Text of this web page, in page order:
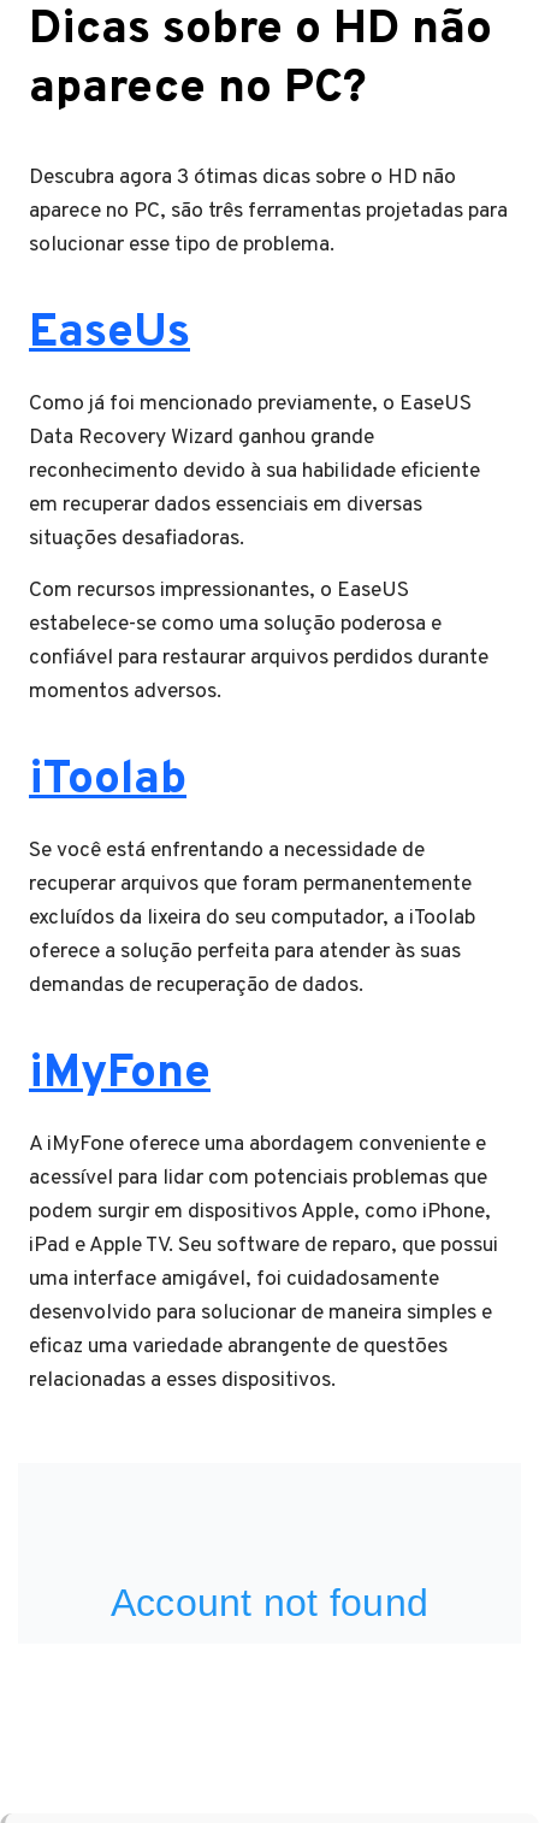
Dicas sobre o HD não
aparece no PC?
Descubra agora 3 ótimas dicas sobre o HD não
aparece no PC, são três ferramentas projetadas para
solucionar esse tipo de problema.
EaseUs
Como já foi mencionado previamente, o EaseUS
Data Recovery Wizard ganhou grande
reconhecimento devido à sua habilidade eficiente
em recuperar dados essenciais em diversas
situações desafiadoras.
Com recursos impressionantes, o EaseUS
estabelece-se como uma solução poderosa e
confiável para restaurar arquivos perdidos durante
momentos adversos.
iToolab
Se você está enfrentando a necessidade de
recuperar arquivos que foram permanentemente
excluídos da lixeira do seu computador, a iToolab
oferece a solução perfeita para atender às suas
demandas de recuperação de dados.
iMyFone
A iMyFone oferece uma abordagem conveniente e
acessível para lidar com potenciais problemas que
podem surgir em dispositivos Apple, como iPhone,
iPad e Apple TV. Seu software de reparo, que possui
uma interface amigável, foi cuidadosamente
desenvolvido para solucionar de maneira simples e
eficaz uma variedade abrangente de questões
relacionadas a esses dispositivos.